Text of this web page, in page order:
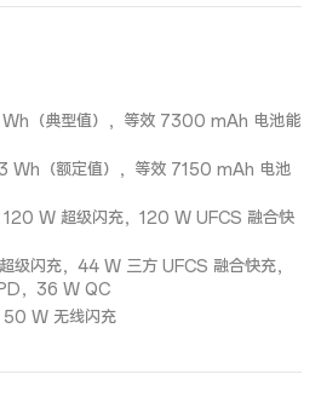
（典型值），等效 7300 mAh 电池能
（额定值），等效 7150 mAh 电池
120 W 超级闪充，120 W UFCS 融合快
级闪充，44 W 三方 UFCS 融合快充，
，36 W QC
50 W 无线闪充